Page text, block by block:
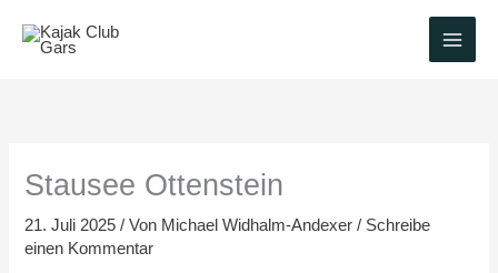
Inhalt
springen
Stausee Ottenstein
21. Juli 2025/ Von Michael Widhalm-Andexer/ Schreibe
einen Kommentar